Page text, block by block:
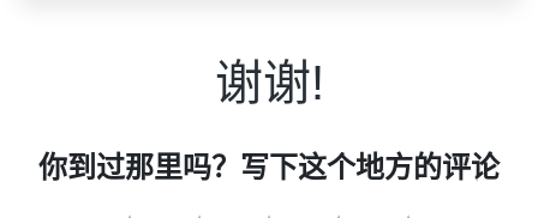
谢谢!
你到过那里吗？写下这个地方的评论